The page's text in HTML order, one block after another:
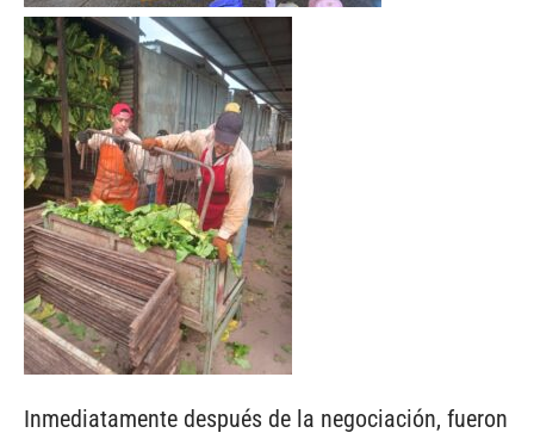
Inmediatamente después de la negociación, fueron